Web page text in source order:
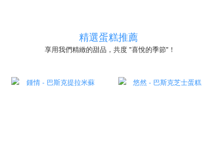
精選蛋糕推薦
享用我們精緻的甜品，共度 "喜悅的季節"！